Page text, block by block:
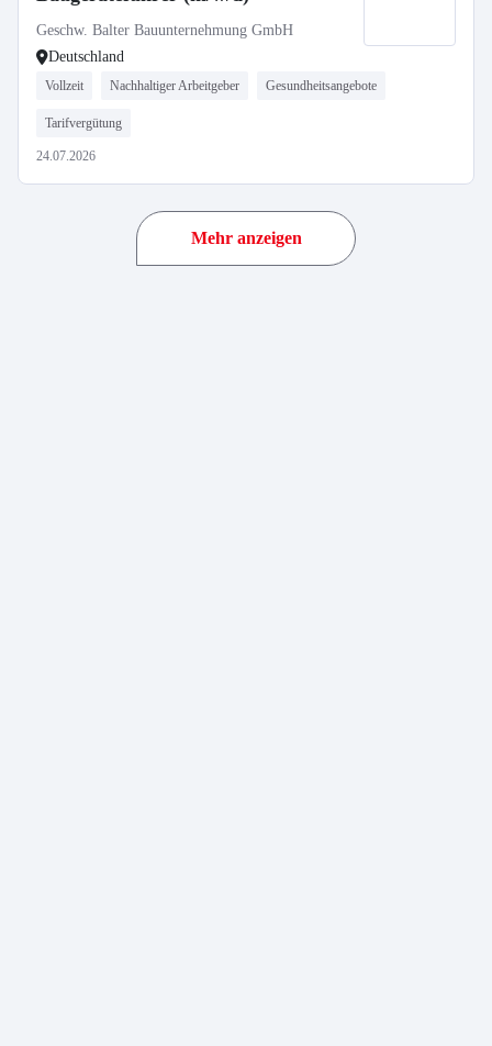
Geschw. Balter Bauunternehmung GmbH
Deutschland
Vollzeit Nachhaltiger Arbeitgeber Gesundheitsangebote
Tarifvergütung
24.07.2026
Mehr anzeigen